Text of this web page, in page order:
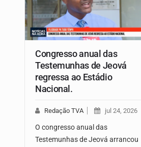
Congresso anual das
Testemunhas de Jeová
regressa ao Estádio
Nacional.
Redação TVA jul 24, 2026
O congresso anual das
Testemunhas de Jeová arrancou